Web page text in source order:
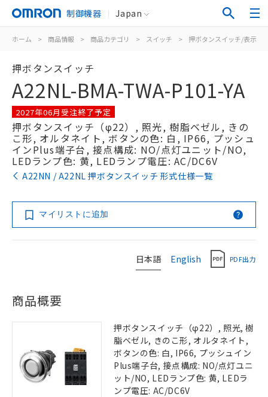
制御機器 Japan
ホーム > 商品情報 > 商品カテゴリ > スイッチ > 押ボタンスイッチ/表示灯
押ボタンスイッチ
A22NL-BMA-TWA-P101-YA
2027年06月受注終了予定
押ボタンスイッチ（φ22）, 照光, 樹脂ベゼル, きの
こ形, オルタネイト, ボタンの色: 白, IP66, プッシュ
インPlus端子台, 接点構成: NO/点灯ユニット/NO,
LEDランプ色: 黄, LEDランプ電圧: AC/DC6V
A22NN / A22NL 押ボタンスイッチ 形式仕様一覧
マイリストに追加
日本語 English PDF出力
商品概要
押ボタンスイッチ（φ22）, 照光, 樹
脂ベゼル, きのこ形, オルタネイト,
ボタンの色: 白, IP66, プッシュイン
Plus端子台, 接点構成: NO/点灯ユニ
ット/NO, LEDランプ色: 黄, LEDラ
ンプ電圧: AC/DC6V